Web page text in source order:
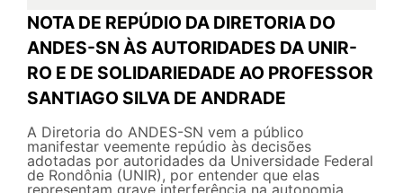
NOTA DE REPÚDIO DA DIRETORIA DO
ANDES-SN ÀS AUTORIDADES DA UNIR-
RO E DE SOLIDARIEDADE AO PROFESSOR
SANTIAGO SILVA DE ANDRADE
A Diretoria do ANDES-SN vem a público
manifestar veemente repúdio às decisões
adotadas por autoridades da Universidade Federal
de Rondônia (UNIR), por entender que elas